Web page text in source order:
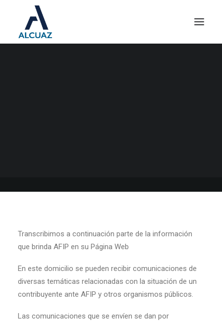
Transcribimos a continuación parte de la información
que brinda AFIP en su Página Web
En este domicilio se pueden recibir comunicaciones de
diversas temáticas relacionadas con la situación de un
contribuyente ante AFIP y otros organismos públicos.
Las comunicaciones que se envíen se dan por